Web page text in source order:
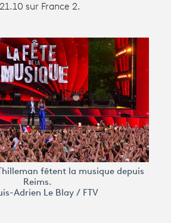
sur France 2.
fêtent la musique depuis
Reims.
Adrien Le Blay / FTV